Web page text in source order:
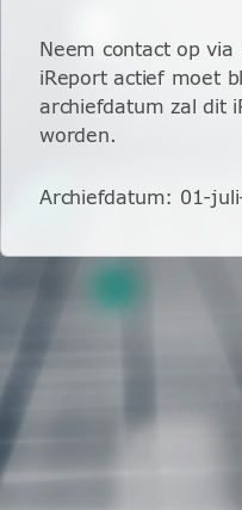
Neem contact op
iReport actief moet
archiefdatum zal dit
worden.
Archiefdatum: 01-